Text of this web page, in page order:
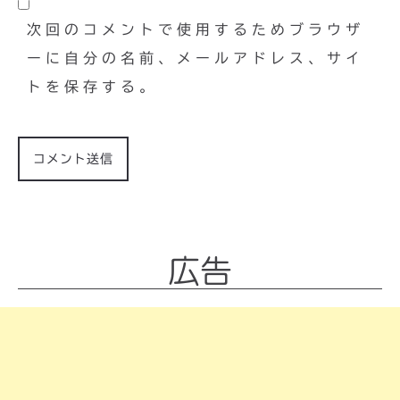
次回のコメントで使用するためブラウザ
ーに自分の名前、メールアドレス、サイ
トを保存する。
広告